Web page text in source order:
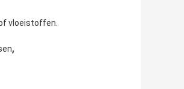
vloeistoffen.
,